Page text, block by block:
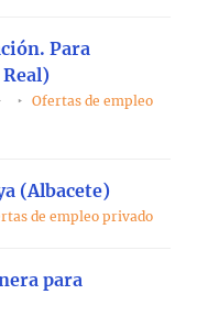
Para
Ofertas de empleo
(Albacete)
de empleo privado
para